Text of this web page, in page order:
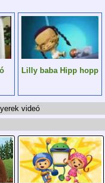
Lilly baba Hipp hopp
videó